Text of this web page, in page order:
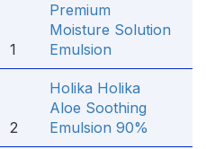
Premium
Moisture Solution
Emulsion
Holika Holika
Aloe Soothing
Emulsion 90%